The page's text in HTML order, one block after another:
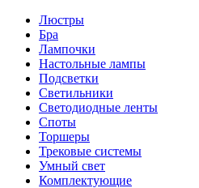
Люстры
Бра
Лампочки
Настольные лампы
Подсветки
Светильники
Светодиодные ленты
Споты
Торшеры
Трековые системы
Умный свет
Комплектующие